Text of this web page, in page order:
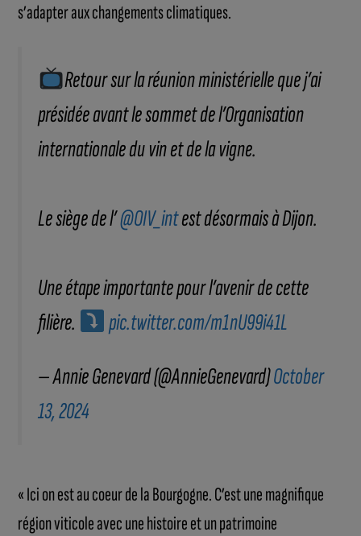
s’adapter aux changements climatiques.
Retour sur la réunion ministérielle que j’ai
présidée avant le sommet de l’Organisation
internationale du vin et de la vigne.
Le siège de l’@OIV_intest désormais à Dijon.
Une étape importante pour l’avenir de cette
filière.
pic.twitter.com/m1nU99i41L
— Annie Genevard (@AnnieGenevard)October
13, 2024
« Ici on est au coeur de la Bourgogne. C’est une magnifique
région viticole avec une histoire et un patrimoine